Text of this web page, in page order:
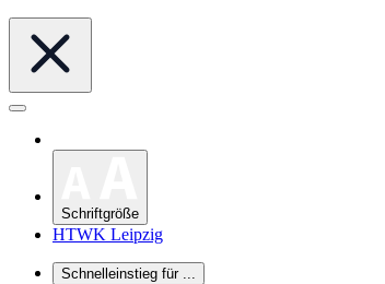
Schriftgröße
HTWK Leipzig
Schnelleinstieg für ...